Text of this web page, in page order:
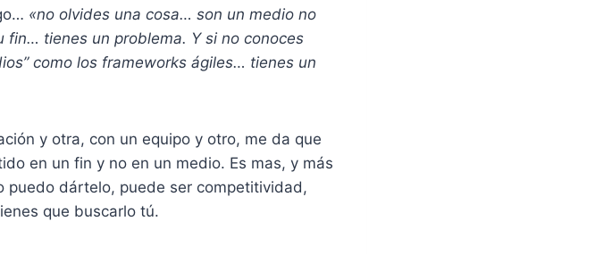
«no olvides una cosa… son un medio no
fin… tienes un problema. Y si no conoces
como los frameworks ágiles… tienes un
y otra, con un equipo y otro, me da que
en un fin y no en un medio. Es mas, y más
puedo dártelo, puede ser competitividad,
que buscarlo tú.